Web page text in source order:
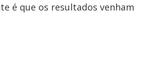
é que os resultados venham